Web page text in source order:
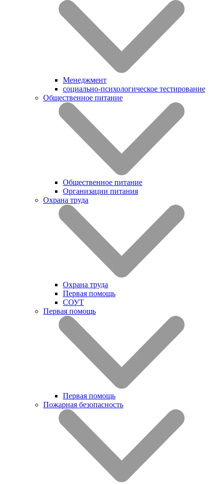
Менеджмент
социально-психологическое тестирование
Общественное питание
Общественное питание
Организации питания
Охрана труда
Охрана труда
Первая помощь
СОУТ
Первая помощь
Первая помощь
Пожарная безопасность